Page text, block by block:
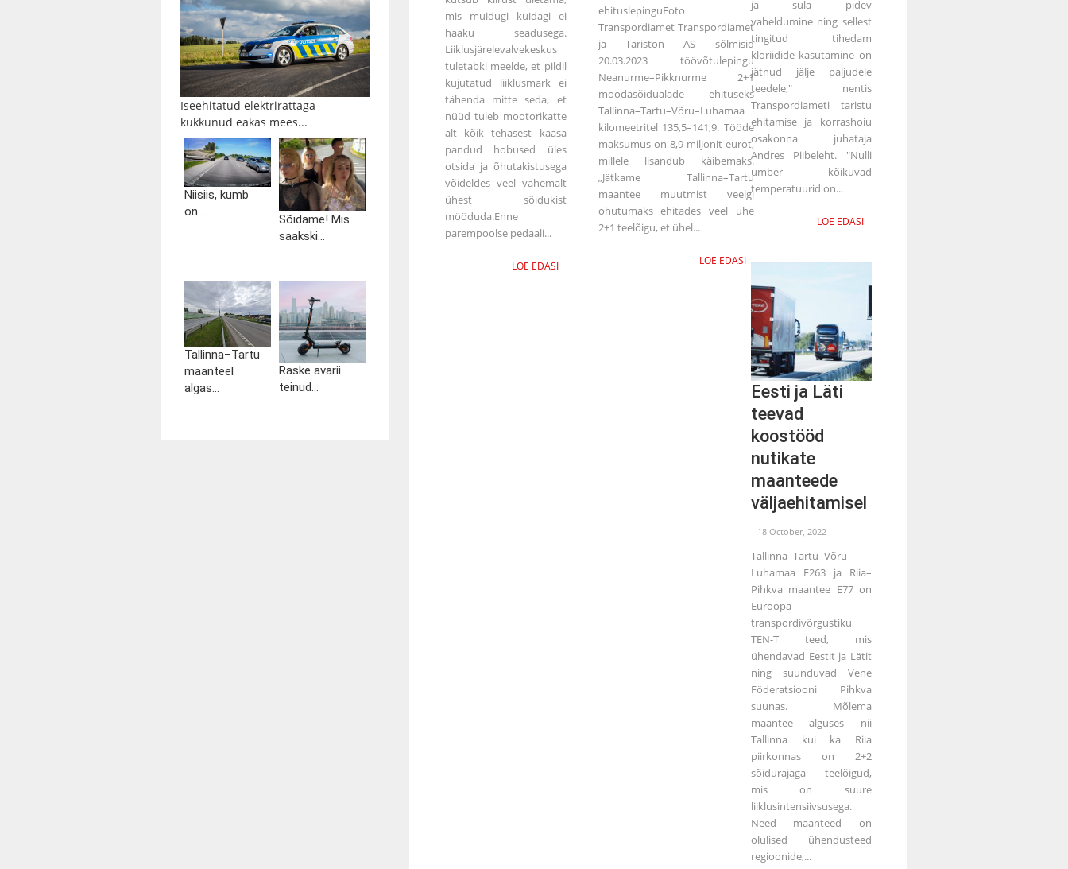
Iseehitatud elektrirattaga
kukkunud eakas mees...
Niisiis, kumb
on...
Sõidame! Mis
saakski...
Tallinna–Tartu
maanteel
algas...
Raske avarii
teinud...
mis muidugi kuidagi ei
haaku seadusega.
Liiklusjärelevalvekeskus
tuletabki meelde, et pildil
kujutatud liiklusmärk ei
tähenda mitte seda, et
nüüd tuleb mootorikatte
alt kõik tehasest kaasa
pandud hobused üles
otsida ja õhutakistusega
võideldes veel vähemalt
ühest sõidukist
mööduda.Enne
parempoolse pedaali...
LOE EDASI
ehituslepinguFoto
Transpordiamet Transpordiamet
ja Tariston AS sõlmisid
20.03.2023 töövõtulepingu
Neanurme–Pikknurme 2+1
möödasõidualade ehituseks
Tallinna–Tartu–Võru–Luhamaa
kilomeetritel 135,5–141,9. Tööde
maksumus on 8,9 miljonit eurot,
millele lisandub käibemaks.
„Jätkame Tallinna–Tartu
maantee muutmist veelgi
ohutumaks ehitades veel ühe
2+1 teelõigu, et ühel...
LOE EDASI
ja sula pidev
vaheldumine ning sellest
tingitud tihedam
kloriidide kasutamine on
jätnud jälje paljudele
teedele," nentis
Transpordiameti taristu
ehitamise ja korrashoiu
osakonna juhataja
Andres Piibeleht. "Nulli
ümber kõikuvad
temperatuurid on...
LOE EDASI
Eesti ja Läti
teevad
koostööd
nutikate
maanteede
väljaehitamisel
18 October, 2022
Tallinna–Tartu–Võru–
Luhamaa E263 ja Riia–
Pihkva maantee E77 on
Euroopa
transpordivõrgustiku
TEN-T teed, mis
ühendavad Eestit ja Lätit
ning suunduvad Vene
Föderatsiooni Pihkva
suunas. Mõlema
maantee alguses nii
Tallinna kui ka Riia
piirkonnas on 2+2
sõidurajaga teelõigud,
mis on suure
liiklusintensiivsusega.
Need maanteed on
olulised ühendusteed
regioonide,...